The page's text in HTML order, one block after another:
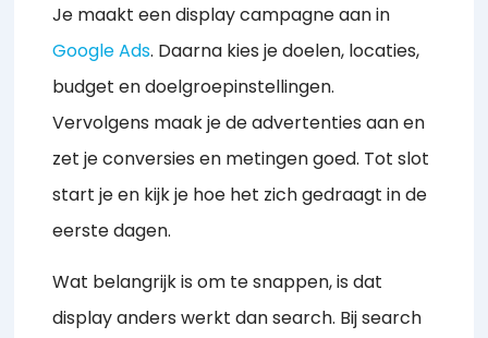
Je maakt een display campagne aan in
Google Ads. Daarna kies je doelen, locaties,
budget en doelgroepinstellingen.
Vervolgens maak je de advertenties aan en
zet je conversies en metingen goed. Tot slot
start je en kijk je hoe het zich gedraagt in de
eerste dagen.
Wat belangrijk is om te snappen, is dat
display anders werkt dan search. Bij search